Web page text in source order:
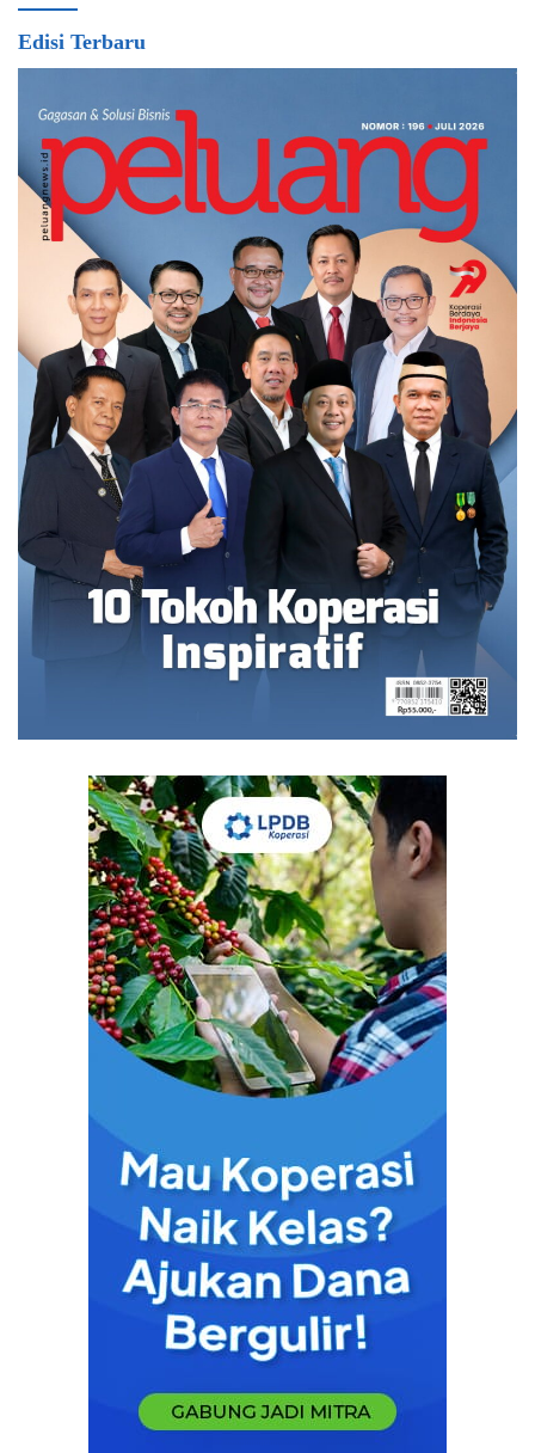
Edisi Terbaru